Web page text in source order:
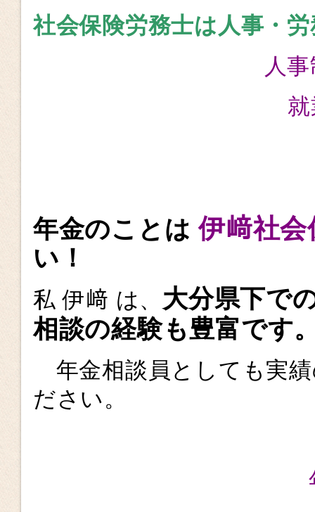
社会保険労務士は人事・
人
年金のことは伊﨑社
い！
私 伊﨑 は、 大分県下で
相談の経験も豊富です
年金相談員としても実
ださい。